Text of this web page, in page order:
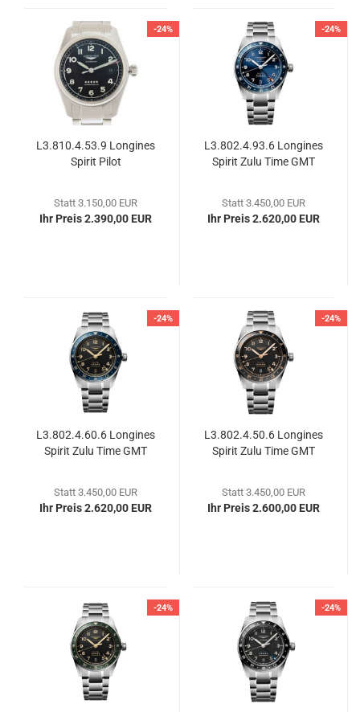
-24%
L3.810.4.53.9 Lon­gi­nes
Spi­rit Pilot
Statt 3.150,00 EUR
Ihr Preis 2.390,00 EUR
-24%
L3.802.4.93.6 Lon­gi­nes
Spi­rit Zulu Time GMT
Statt 3.450,00 EUR
Ihr Preis 2.620,00 EUR
-24%
L3.802.4.60.6 Lon­gi­nes
Spi­rit Zulu Time GMT
Statt 3.450,00 EUR
Ihr Preis 2.620,00 EUR
-24%
L3.802.4.50.6 Lon­gi­nes
Spi­rit Zulu Time GMT
Statt 3.450,00 EUR
Ihr Preis 2.600,00 EUR
-24% -24%